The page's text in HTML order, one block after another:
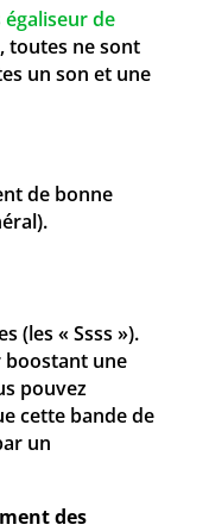
égaliseur de
toutes ne sont
un son et une
de bonne
(les « Ssss »).
boostant une
pouvez
cette bande de
un
des